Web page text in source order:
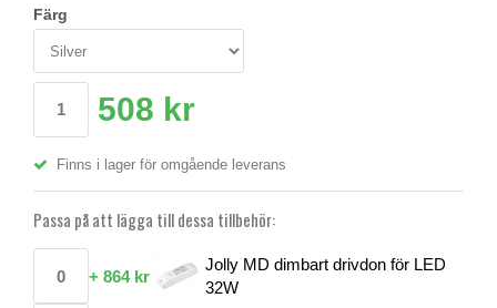
Färg
508 kr
Finns i lager för omgående leverans
Passa på att lägga till dessa tillbehör:
+ 864 kr
Jolly MD dimbart drivdon för LED
32W